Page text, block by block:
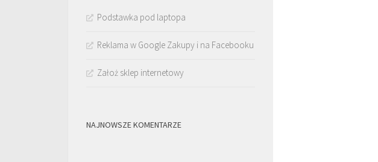
Podstawka pod laptopa
Reklama w Google Zakupy i na Facebooku
Założ sklep internetowy
NAJNOWSZE KOMENTARZE